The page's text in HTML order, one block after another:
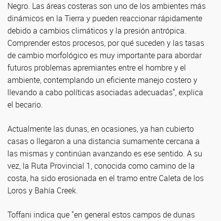
Negro. Las áreas costeras son uno de los ambientes más
dinámicos en la Tierra y pueden reaccionar rápidamente
debido a cambios climáticos y la presión antrópica.
Comprender estos procesos, por qué suceden y las tasas
de cambio morfológico es muy importante para abordar
futuros problemas apremiantes entre el hombre y el
ambiente, contemplando un eficiente manejo costero y
llevando a cabo políticas asociadas adecuadas", explica
el becario.
Actualmente las dunas, en ocasiones, ya han cubierto
casas o llegaron a una distancia sumamente cercana a
las mismas y continúan avanzando es ese sentido. A su
vez, la Ruta Provincial 1, conocida como camino de la
costa, ha sido erosionada en el tramo entre Caleta de los
Loros y Bahía Creek.
Toffani indica que "en general estos campos de dunas